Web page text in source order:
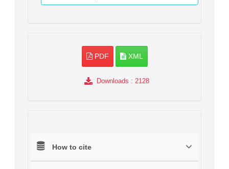
PDF XML
Downloads : 2128
How to cite